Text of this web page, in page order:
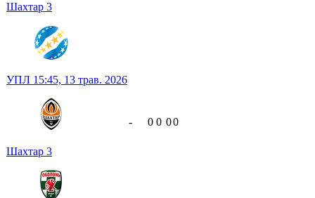
Шахтар 3
УПЛ 15:45, 13 трав. 2026
Шахтар 3
- 0 0 00